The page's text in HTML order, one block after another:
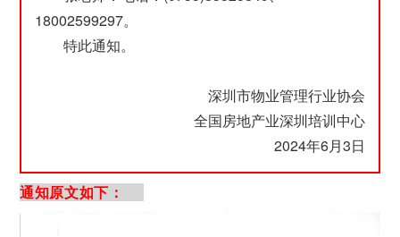
18002599297。
特此通知。
深圳市物业管理行业协会
全国房地产业深圳培训中心
2024年6月3日
通知原文如下：